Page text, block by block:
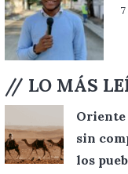
// LO MÁS
Oriente
sin
los